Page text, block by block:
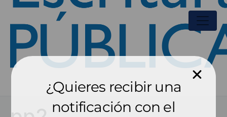
¿Quieres recibir una
notificación con el